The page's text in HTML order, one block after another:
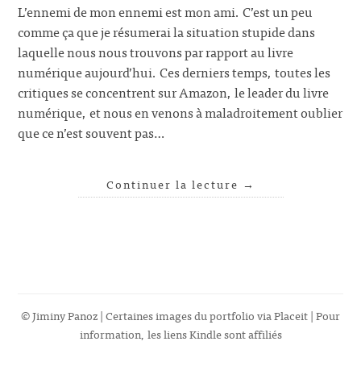
L’ennemi de mon ennemi est mon ami. C’est un peu
comme ça que je résumerai la situation stupide dans
laquelle nous nous trouvons par rapport au livre
numérique aujourd’hui. Ces derniers temps, toutes les
critiques se concentrent sur Amazon, le leader du livre
numérique, et nous en venons à maladroitement oublier
que ce n’est souvent pas…
Continuer la lecture →
© Jiminy Panoz | Certaines images du portfolio viaPlaceit| Pour
information, les liens Kindle sont affiliés